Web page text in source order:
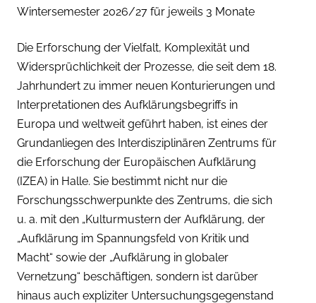
Wintersemester 2026/27 für jeweils 3 Monate
Die Erforschung der Vielfalt, Komplexität und
Widersprüchlichkeit der Prozesse, die seit dem 18.
Jahrhundert zu immer neuen Konturierungen und
Interpretationen des Aufklärungsbegriffs in
Europa und weltweit geführt haben, ist eines der
Grundanliegen des Interdisziplinären Zentrums für
die Erforschung der Europäischen Aufklärung
(IZEA) in Halle. Sie bestimmt nicht nur die
Forschungsschwerpunkte des Zentrums, die sich
u. a. mit den „Kulturmustern der Aufklärung, der
„Aufklärung im Spannungsfeld von Kritik und
Macht“ sowie der „Aufklärung in globaler
Vernetzung“ beschäftigen, sondern ist darüber
hinaus auch expliziter Untersuchungsgegenstand